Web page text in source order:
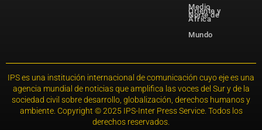
Medio
Oriente y
Norte de
África
Mundo
IPS es una institución internacional de comunicación cuyo eje es una
agencia mundial de noticias que amplifica las voces del Sur y de la
sociedad civil sobre desarrollo, globalización, derechos humanos y
ambiente. Copyright © 2025 IPS-Inter Press Service. Todos los
derechos reservados.